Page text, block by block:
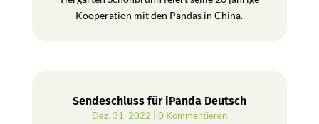
Kooperation mit den Pandas in China.
Sendeschluss für iPanda Deutsch
Dez. 31, 2022 | 0 Kommentieren